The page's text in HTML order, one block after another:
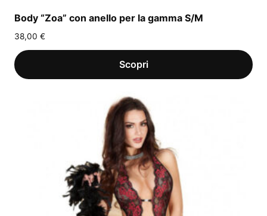
Body “Zoa” con anello per la gamma S/M
38,00 €